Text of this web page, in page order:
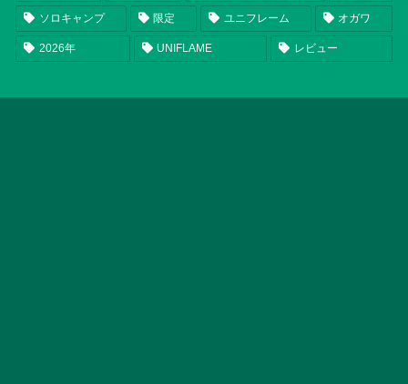
ソロキャンプ 限定 ユニフレーム オガワ
2026年 UNIFLAME レビュー